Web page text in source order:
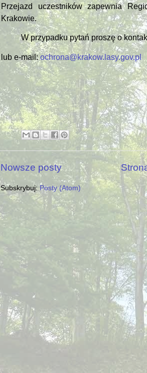
Przejazd uczestników zapewnia
Krakowie.
W przypadku pytań proszę o
lub e-mail:ochrona@krakow.lasy.gov.pl
Nowsze posty
Subskrybuj:Posty (Atom)